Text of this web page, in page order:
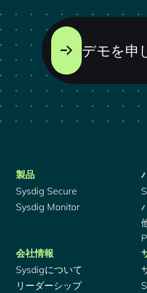
デモを申
製品
Sysdig Secure
Sysdig Monitor
会社情報
Sysdigについて
リーダーシップ